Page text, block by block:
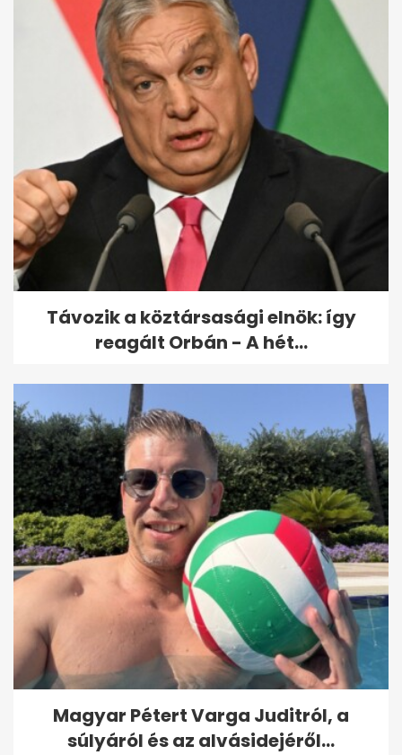
Magyar Pétert Varga Juditról,
a súlyáról és az alvásidejéről...
Távozik a köztársasági elnök: így
reagált Orbán - A hét...
Magyar Pétert Varga Juditról, a
súlyáról és az alvásidejéről...